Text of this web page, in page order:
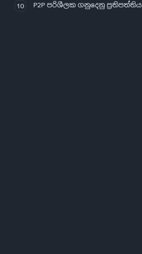
10 P2P පරිශීලක ගනුදෙනු ප්‍රතිපත්තිය